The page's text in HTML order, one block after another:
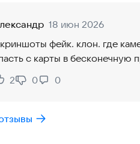
18 июн 2026
фейк. клон. где
с карты в бесконечную
2
Не нравится:
0 0